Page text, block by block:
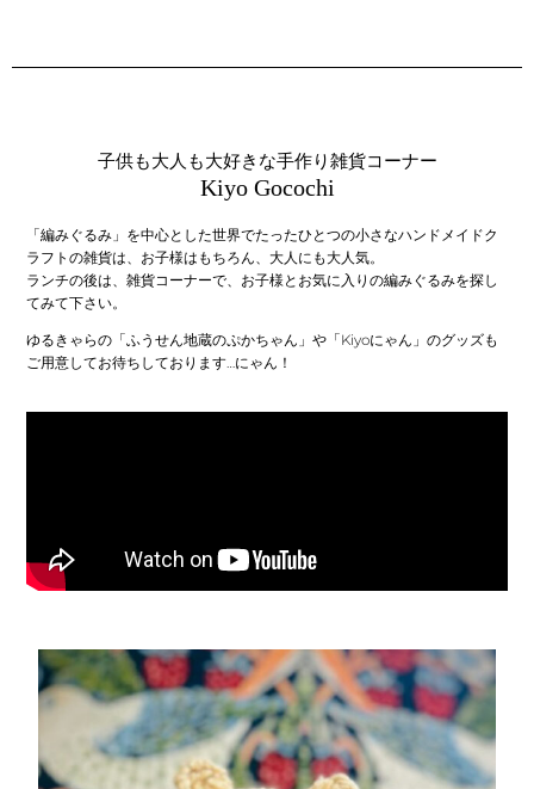
子供も大人も大好きな手作り雑貨コーナー
Kiyo Gocochi
「編みぐるみ」を中心とした世界でたったひとつの小さなハンドメイドク
ラフトの雑貨は、お子様はもちろん、大人にも大人気。
ランチの後は、雑貨コーナーで、お子様とお気に入りの編みぐるみを探し
てみて下さい。
ゆるきゃらの「ふうせん地蔵のぷかちゃん」や「Kiyoにゃん」のグッズも
ご用意してお待ちしております…にゃん！